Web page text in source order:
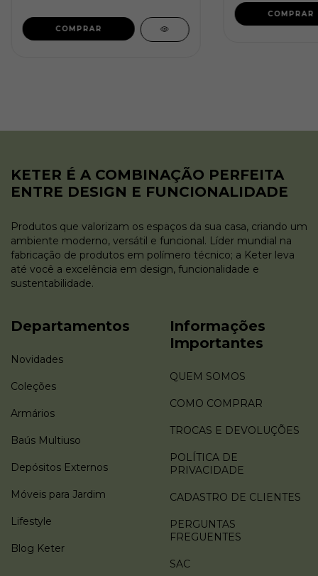
KETER É A COMBINAÇÃO PERFEITA
ENTRE DESIGN E FUNCIONALIDADE
Produtos que valorizam os espaços da sua casa, criando um
ambiente moderno, versátil e funcional. Líder mundial na
fabricação de produtos em polímero técnico; a Keter leva
até você a excelência em design, funcionalidade e
sustentabilidade.
Departamentos
Novidades
Coleções
Armários
Baús Multiuso
Depósitos Externos
Móveis para Jardim
Lifestyle
Blog Keter
Informações
Importantes
QUEM SOMOS
COMO COMPRAR
TROCAS E DEVOLUÇÕES
POLÍTICA DE
PRIVACIDADE
CADASTRO DE CLIENTES
PERGUNTAS
FREGUENTES
SAC